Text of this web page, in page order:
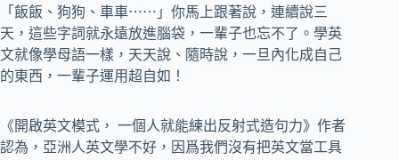
「飯飯、狗狗、車車⋯⋯」你馬上跟著說，連續說三
天，這些字詞就永遠放進腦袋，一輩子也忘不了。學英
文就像學母語一樣，天天說、隨時說，一旦內化成自己
的東西，一輩子運用超自如！
《開啟英文模式， 一個人就能練出反射式造句力》作者
認為，亞洲人英文學不好，因爲我們沒有把英文當工具